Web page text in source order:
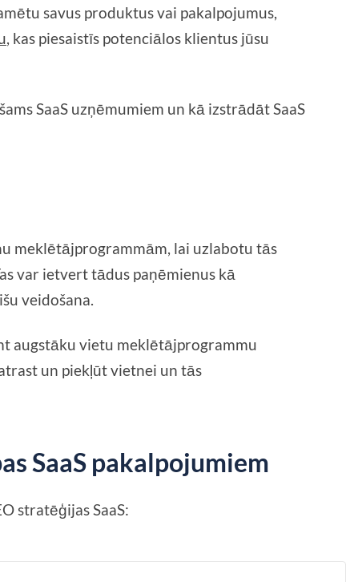
savus produktus vai pakalpojumus,
, kas piesaistīs potenciālos klientus jūsu
SaaS uzņēmumiem un kā izstrādāt SaaS
meklētājprogrammām, lai uzlabotu tās
var ietvert tādus paņēmienus kā
veidošana.
augstāku vietu meklētājprogrammu
un piekļūt vietnei un tās
SaaS pakalpojumiem
stratēģijas SaaS: